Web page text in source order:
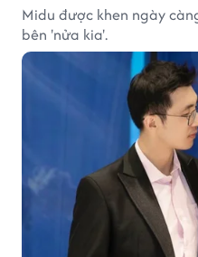
Midu được khen ngày
bên 'nửa kia'.